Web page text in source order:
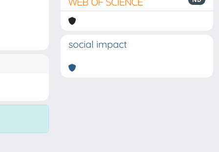
social impact